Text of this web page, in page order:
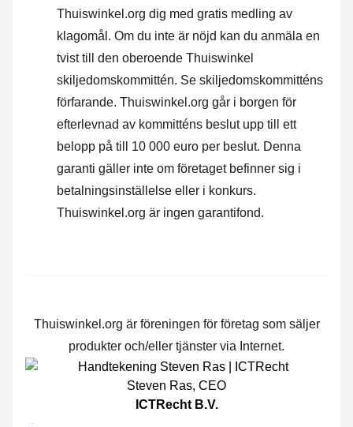
Thuiswinkel.org dig med gratis medling av
klagomål. Om du inte är nöjd kan du anmäla en
tvist till den oberoende Thuiswinkel
skiljedomskommittén. Se skiljedomskommitténs
förfarande. Thuiswinkel.org går i borgen för
efterlevnad av kommitténs beslut upp till ett
belopp på till 10 000 euro per beslut. Denna
garanti gäller inte om företaget befinner sig i
betalningsinställelse eller i konkurs.
Thuiswinkel.org är ingen garantifond.
Thuiswinkel.org är föreningen för företag som säljer
produkter och/eller tjänster via Internet.
Steven Ras, CEO
ICTRecht B.V.